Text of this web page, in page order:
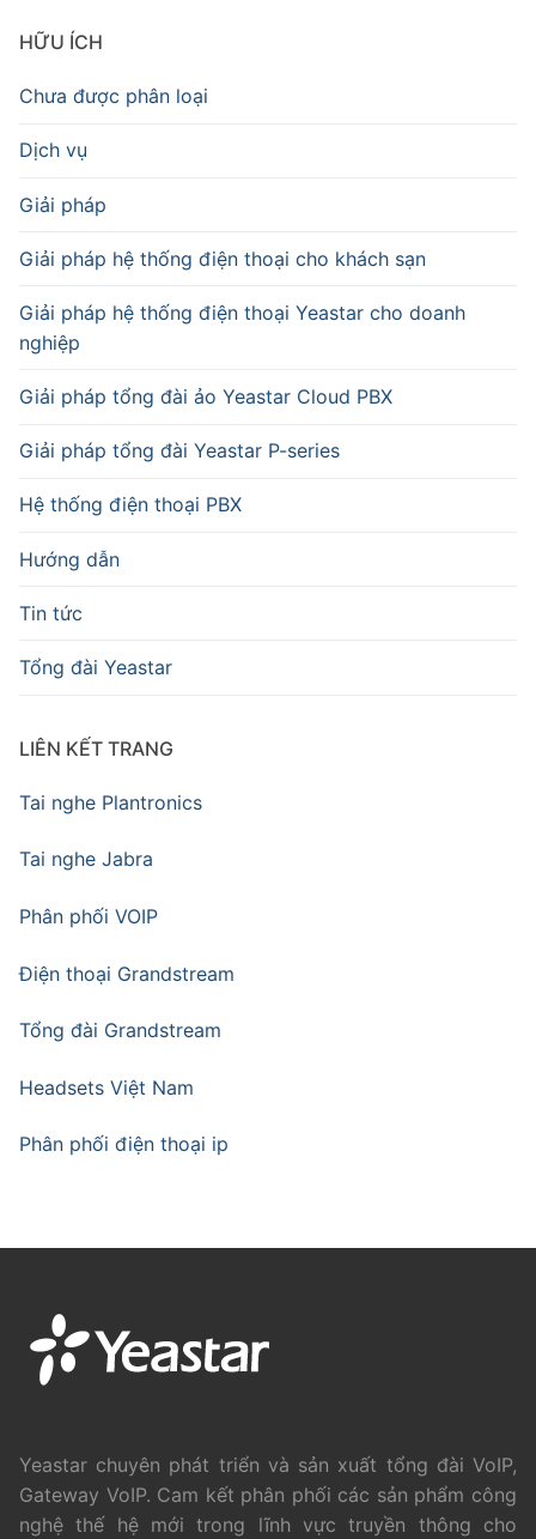
HỮU ÍCH
Chưa được phân loại
Dịch vụ
Giải pháp
Giải pháp hệ thống điện thoại cho khách sạn
Giải pháp hệ thống điện thoại Yeastar cho doanh
nghiệp
Giải pháp tổng đài ảo Yeastar Cloud PBX
Giải pháp tổng đài Yeastar P-series
Hệ thống điện thoại PBX
Hướng dẫn
Tin tức
Tổng đài Yeastar
LIÊN KẾT TRANG
Tai nghe Plantronics
Tai nghe Jabra
Phân phối VOIP
Điện thoại Grandstream
Tổng đài Grandstream
Headsets Việt Nam
Phân phối điện thoại ip
Yeastar chuyên phát triển và sản xuất tổng đài VoIP,
Gateway VoIP. Cam kết phân phối các sản phẩm công
nghệ thế hệ mới trong lĩnh vực truyền thông cho